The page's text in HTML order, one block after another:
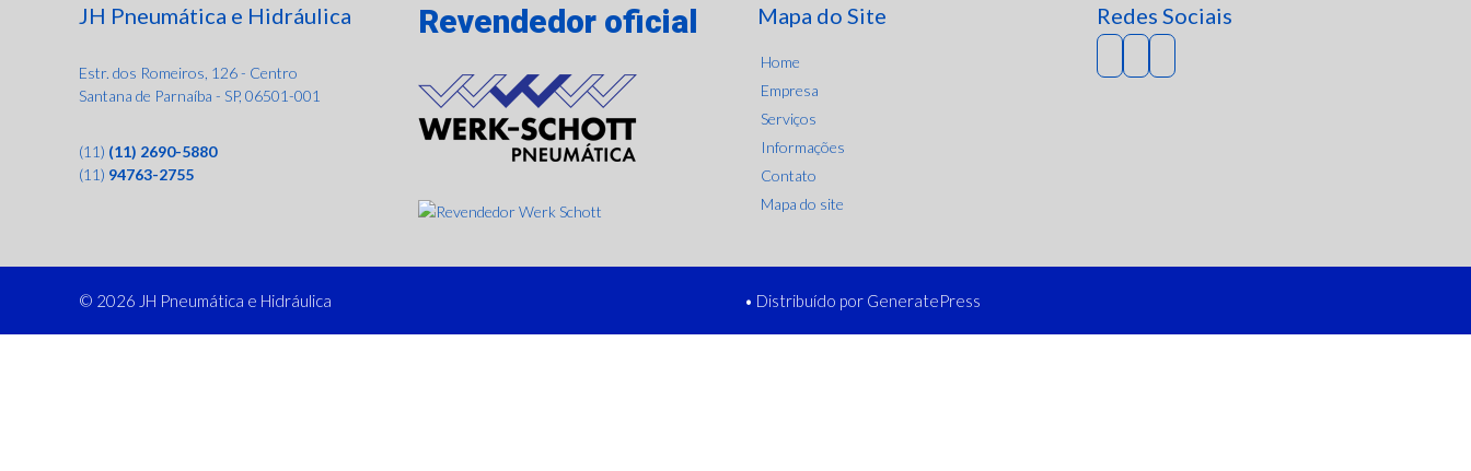
JH Pneumática e Hidráulica
Estr. dos Romeiros, 126 - Centro
Santana de Parnaíba - SP, 06501-001
(11) (11) 2690-5880
(11) 94763-2755
Revendedor oficial Mapa do Site
Home
Empresa
Serviços
Informações
Contato
Mapa do site
Redes Sociais
© 2026 JH Pneumática e Hidráulica • Distribuído por GeneratePress